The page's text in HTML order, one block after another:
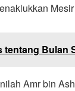
tentang Bulan
Amr bin